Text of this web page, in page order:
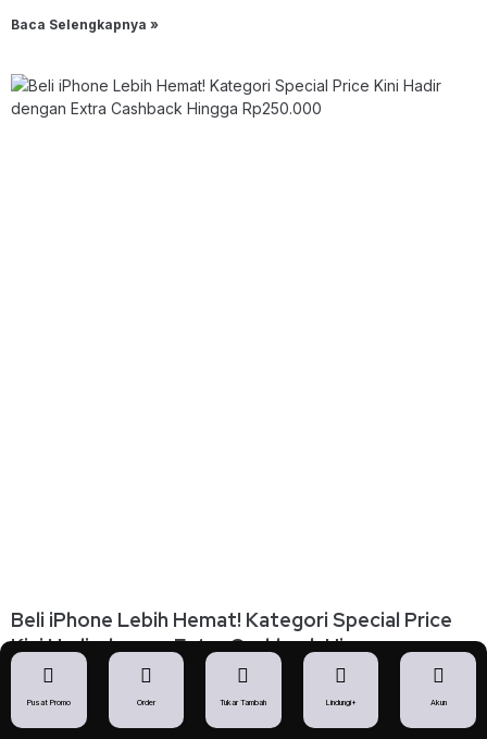
Baca Selengkapnya »
Beli iPhone Lebih Hemat! Kategori Special Price
Kini Hadir dengan Extra Cashback Hingga
Rp250.000
Baca Selengkapnya »
Pusat Promo Order Tukar Tambah Lindungi+ Akun